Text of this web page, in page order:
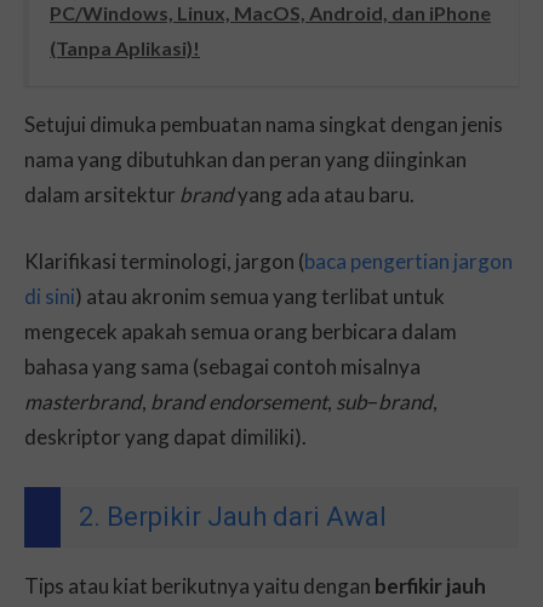
PC/Windows, Linux, MacOS, Android, dan iPhone
(Tanpa Aplikasi)!
Setujui dimuka pembuatan nama singkat dengan jenis
nama yang dibutuhkan dan peran yang diinginkan
dalam arsitektur brandyang ada atau baru.
Klarifikasi terminologi, jargon (baca pengertian jargon
di sini) atau akronim semua yang terlibat untuk
mengecek apakah semua orang berbicara dalam
bahasa yang sama (sebagai contoh misalnya
masterbrand, brandendorsement, sub–brand,
deskriptor yang dapat dimiliki).
2. Berpikir Jauh dari Awal
Tips atau kiat berikutnya yaitu dengan berfikir jauh